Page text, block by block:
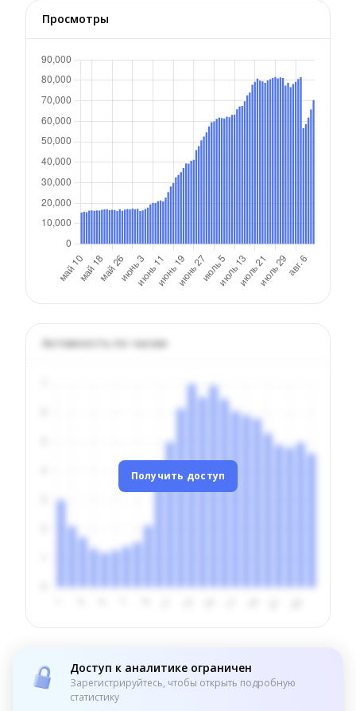
Просмотры
Активность по часам
Получить доступ
Доступ к аналитике ограничен
Зарегистрируйтесь, чтобы открыть подробную
статистику